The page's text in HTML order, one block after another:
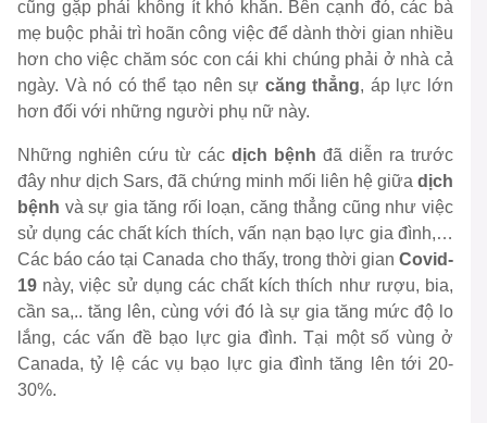
cũng gặp phải không ít khó khăn. Bên cạnh đó, các bà
mẹ buộc phải trì hoãn công việc để dành thời gian nhiều
hơn cho việc chăm sóc con cái khi chúng phải ở nhà cả
ngày. Và nó có thể tạo nên sự căng thẳng, áp lực lớn
hơn đối với những người phụ nữ này.
Những nghiên cứu từ các dịch bệnh đã diễn ra trước
đây như dịch Sars, đã chứng minh mối liên hệ giữa dịch
bệnh và sự gia tăng rối loạn, căng thẳng cũng như việc
sử dụng các chất kích thích, vấn nạn bạo lực gia đình,…
Các báo cáo tại Canada cho thấy, trong thời gian Covid-
19 này, việc sử dụng các chất kích thích như rượu, bia,
cần sa,.. tăng lên, cùng với đó là sự gia tăng mức độ lo
lắng, các vấn đề bạo lực gia đình. Tại một số vùng ở
Canada, tỷ lệ các vụ bạo lực gia đình tăng lên tới 20-
30%.